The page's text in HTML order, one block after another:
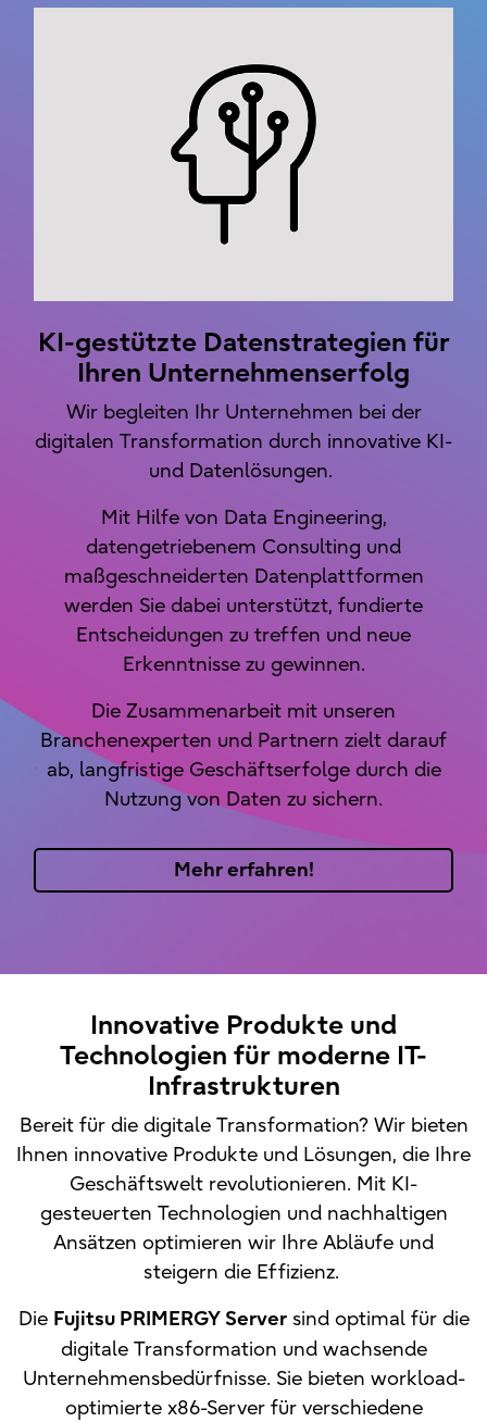
KI-gestützte Datenstrategien für
Ihren Unternehmenserfolg
Wir begleiten Ihr Unternehmen bei der
digitalen Transformation durch innovative KI-
und Datenlösungen.
Mit Hilfe von Data Engineering,
datengetriebenem Consulting und
maßgeschneiderten Datenplattformen
werden Sie dabei unterstützt, fundierte
Entscheidungen zu treffen und neue
Erkenntnisse zu gewinnen.
Die Zusammenarbeit mit unseren
Branchenexperten und Partnern zielt darauf
ab, langfristige Geschäftserfolge durch die
Nutzung von Daten zu sichern.
Mehr erfahren!
Innovative Produkte und
Technologien für moderne IT-
Infrastrukturen
Bereit für die digitale Transformation? Wir bieten
Ihnen innovative Produkte und Lösungen, die Ihre
Geschäftswelt revolutionieren. Mit KI-
gesteuerten Technologien und nachhaltigen
Ansätzen optimieren wir Ihre Abläufe und
steigern die Effizienz.
Die Fujitsu PRIMERGY Serversind optimal für die
digitale Transformation und wachsende
Unternehmensbedürfnisse. Sie bieten workload-
optimierte x86-Server für verschiedene